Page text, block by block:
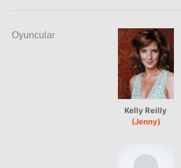
Oyuncular
Kelly Reilly
(Jenny)